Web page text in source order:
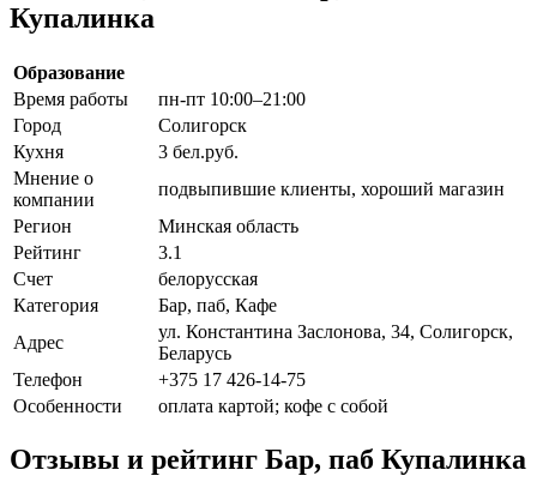
Купалинка
Образование
Время работы
пн-пт 10:00–21:00
Город
Солигорск
Кухня
3 бел.руб.
Мнение о
компании
подвыпившие клиенты, хороший магазин
Регион
Минская область
Рейтинг
3.1
Счет
белорусская
Категория
Бар, паб, Кафе
Адрес
ул. Константина Заслонова, 34, Солигорск,
Беларусь
Телефон
+375 17 426-14-75
Особенности
оплата картой; кофе с собой
Отзывы и рейтинг Бар, паб Купалинка